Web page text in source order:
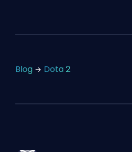
Blog Dota 2